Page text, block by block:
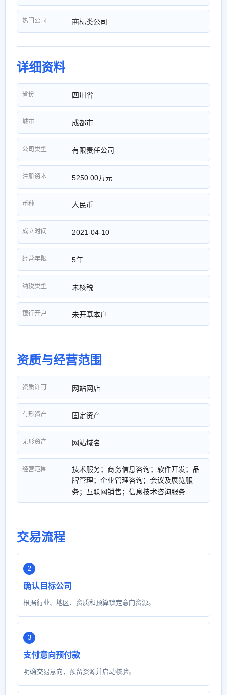
热门公司 商标类公司
详细资料
省份 四川省
城市 成都市
公司类型 有限责任公司
注册资本 5250.00万元
币种 人民币
成立时间 2021-04-10
经营年限 5年
纳税类型 未核税
银行开户 未开基本户
资质与经营范围
资质许可 网站网店
有形资产 固定资产
无形资产 网站域名
经营范围
技术服务；商务信息咨询；软件开发；品
牌管理；企业管理咨询；会议及展览服
务；互联网销售；信息技术咨询服务
交易流程
确认目标公司
根据行业、地区、资质和预算锁定意向资源。
支付意向预付款
明确交易意向，预留资源并启动核验。